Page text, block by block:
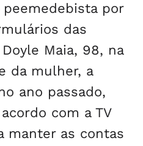
por
das
Maia, 98, na
da mulher, a
ano passado,
com a TV
manter as contas